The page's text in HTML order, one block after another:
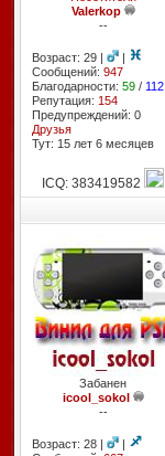
Valerkop
--
Возраст: 29 |
|
Сообщений: 947
Благодарности: 59/ 112
Репутация: 154
Предупреждений: 0
Друзья
Тут: 15 лет 6 месяцев
ICQ: 383419582
Забанен
icool_sokol
--
Возраст: 28 |
|